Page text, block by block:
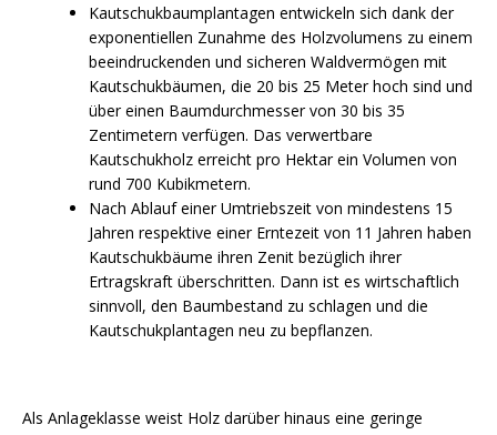
Kautschukbaumplantagen entwickeln sich dank der
exponentiellen Zunahme des Holzvolumens zu einem
beeindruckenden und sicheren Waldvermögen mit
Kautschukbäumen, die 20 bis 25 Meter hoch sind und
über einen Baumdurchmesser von 30 bis 35
Zentimetern verfügen. Das verwertbare
Kautschukholz erreicht pro Hektar ein Volumen von
rund 700 Kubikmetern.
Nach Ablauf einer Umtriebszeit von mindestens 15
Jahren respektive einer Erntezeit von 11 Jahren haben
Kautschukbäume ihren Zenit bezüglich ihrer
Ertragskraft überschritten. Dann ist es wirtschaftlich
sinnvoll, den Baumbestand zu schlagen und die
Kautschukplantagen neu zu bepflanzen.
Als Anlageklasse weist Holz darüber hinaus eine geringe